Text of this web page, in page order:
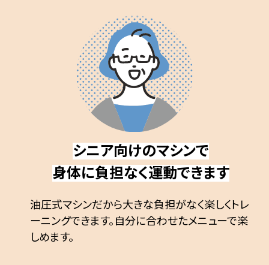
シニア向けのマシンで
身体に負担なく運動できます
油圧式マシンだから大きな負担がなく楽しくトレ
ーニングできます。自分に合わせたメニューで楽
しめます。